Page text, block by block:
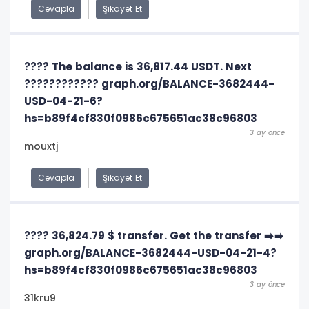
Cevapla Şikayet Et
???? The balance is 36,817.44 USDT. Next
???????????? graph.org/BALANCE-3682444-
USD-04-21-6?
hs=b89f4cf830f0986c675651ac38c96803
3 ay önce
mouxtj
Cevapla Şikayet Et
???? 36,824.79 $ transfer. Get the transfer ➡️➡️
graph.org/BALANCE-3682444-USD-04-21-4?
hs=b89f4cf830f0986c675651ac38c96803
3 ay önce
31kru9